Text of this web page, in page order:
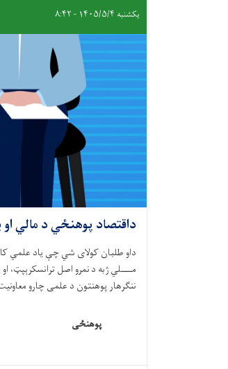
یکشنبه ۱۴۰۵/۵/۴ - ۸:۴۲
داقتصاد پوهنځي د مالي
داو طلبان کولای شي چې ياد علمي
مــــلي ژبه د نمرو اصل
ننګرهار پوهنتون د علمی چارو
پوهنځی